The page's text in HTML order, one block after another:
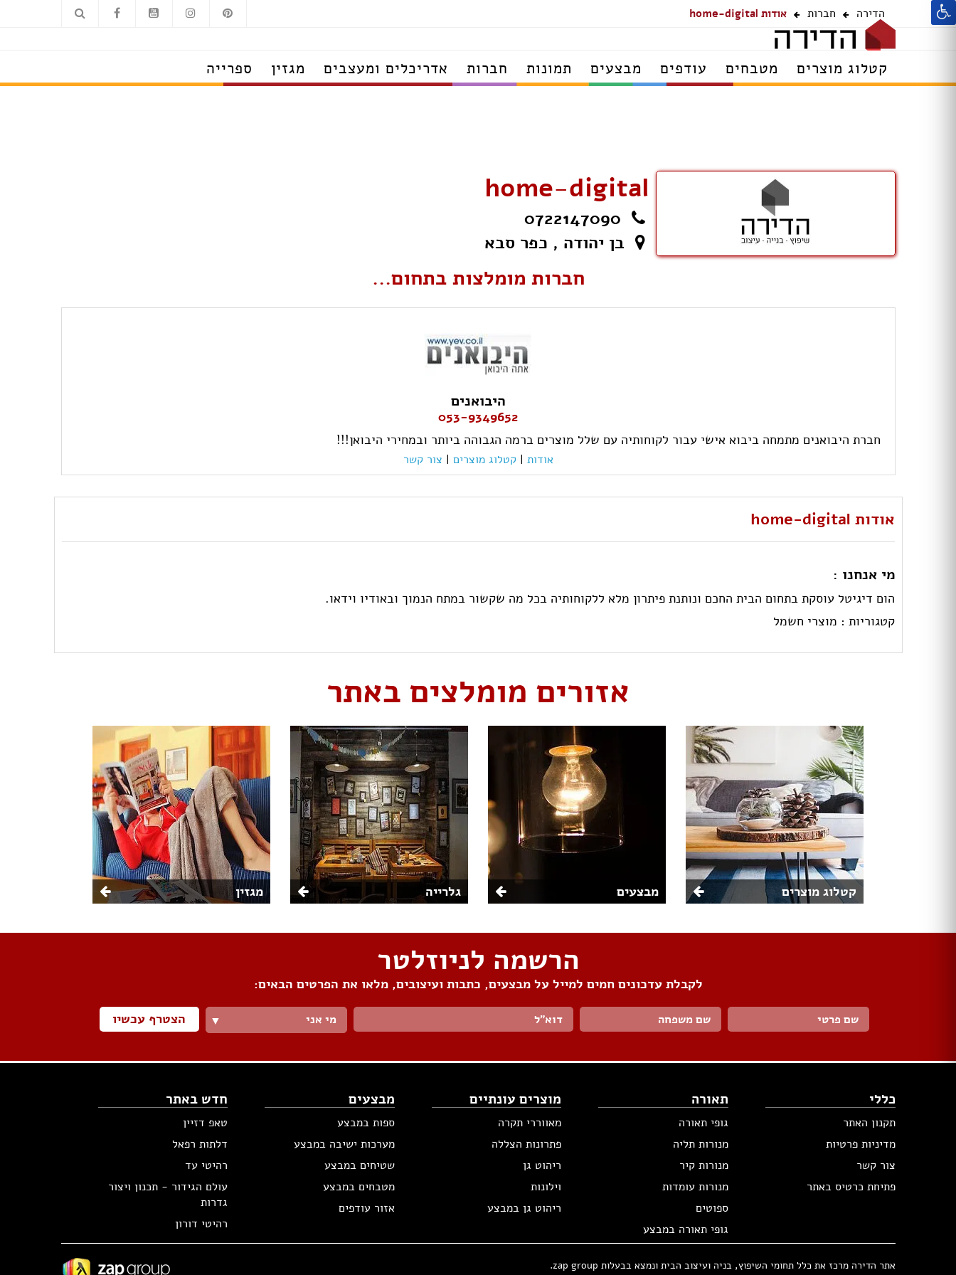
הדירה חברות אודות home-digital
קטלוג מוצרים מטבחים עודפים מבצעים תמונות חברות אדריכלים ומעצבים מגזין ספרייה
home-digital
0722147090
בן יהודה , כפר סבא
חברות מומלצות בתחום...
היבואנים
053-9349652
חברת היבואנים מתמחה ביבוא אישי עבור לקוחותיה עם שלל מוצרים ברמה הגבוהה ביותר ובמחירי היבואן!!!
אודות | קטלוג מוצרים | צור קשר
אודות home-digital
מי אנחנו :
הום דיגיטל עוסקת בתחום הבית החכם ונותנת פיתרון מלא ללקוחותיה בכל מה שקשור במתח הנמוך ובאודיו וידאו.
קטגוריות : מוצרי חשמל
אזורים מומלצים באתר
קטלוג מוצרים מבצעים גלרייה מגזין
הרשמה לניוזלטר
לקבלת עדכונים חמים למייל על מבצעים, כתבות ועיצובים, מלאו את הפרטים הבאים:
מי אני ▼ הצטרף עכשיו
כללי
תקנון האתר
מדיניות פרטיות
צור קשר
פתיחת כרטיס באתר
תאורה
גופי תאורה
מנורות תליה
מנורות קיר
מנורות עומדות
ספוטים
גופי תאורה במבצע
מוצרים עונתיים
מאווררי תקרה
פתרונות הצללה
ריהוט גן
וילונות
ריהוט גן במבצע
מבצעים
ספות במבצע
מערכות ישיבה במבצע
שטיחים במבצע
מטבחים במבצע
אזור עודפים
חדש באתר
טאפ דזיין
דלתות רפאל
רהיטי עד
עולם הגידור - תכנון ויצור
גדרות
רהיטי דורון
אתר הדירה מרכז את כלל תחומי השיפוץ, בניה ועיצוב הבית ונמצא בבעלות zap group.